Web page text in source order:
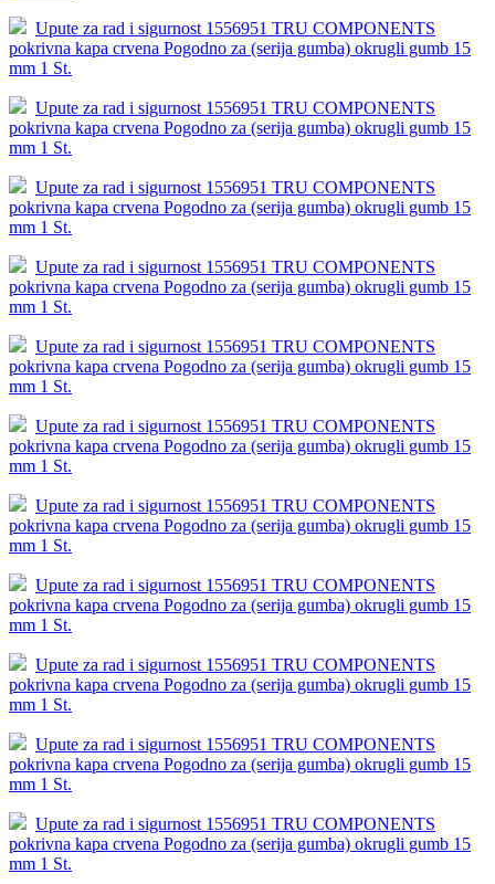
Upute za rad i sigurnost 1556951 TRU COMPONENTS
pokrivna kapa crvena Pogodno za (serija gumba) okrugli gumb 15
mm 1 St.
Upute za rad i sigurnost 1556951 TRU COMPONENTS
pokrivna kapa crvena Pogodno za (serija gumba) okrugli gumb 15
mm 1 St.
Upute za rad i sigurnost 1556951 TRU COMPONENTS
pokrivna kapa crvena Pogodno za (serija gumba) okrugli gumb 15
mm 1 St.
Upute za rad i sigurnost 1556951 TRU COMPONENTS
pokrivna kapa crvena Pogodno za (serija gumba) okrugli gumb 15
mm 1 St.
Upute za rad i sigurnost 1556951 TRU COMPONENTS
pokrivna kapa crvena Pogodno za (serija gumba) okrugli gumb 15
mm 1 St.
Upute za rad i sigurnost 1556951 TRU COMPONENTS
pokrivna kapa crvena Pogodno za (serija gumba) okrugli gumb 15
mm 1 St.
Upute za rad i sigurnost 1556951 TRU COMPONENTS
pokrivna kapa crvena Pogodno za (serija gumba) okrugli gumb 15
mm 1 St.
Upute za rad i sigurnost 1556951 TRU COMPONENTS
pokrivna kapa crvena Pogodno za (serija gumba) okrugli gumb 15
mm 1 St.
Upute za rad i sigurnost 1556951 TRU COMPONENTS
pokrivna kapa crvena Pogodno za (serija gumba) okrugli gumb 15
mm 1 St.
Upute za rad i sigurnost 1556951 TRU COMPONENTS
pokrivna kapa crvena Pogodno za (serija gumba) okrugli gumb 15
mm 1 St.
Upute za rad i sigurnost 1556951 TRU COMPONENTS
pokrivna kapa crvena Pogodno za (serija gumba) okrugli gumb 15
mm 1 St.